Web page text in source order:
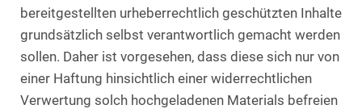
bereitgestellten urheberrechtlich geschützten Inhalte
grundsätzlich selbst verantwortlich gemacht werden
sollen. Daher ist vorgesehen, dass diese sich nur von
einer Haftung hinsichtlich einer widerrechtlichen
Verwertung solch hochgeladenen Materials befreien